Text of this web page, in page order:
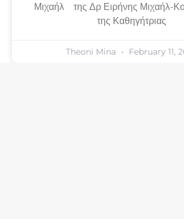
Μιχαήλ της Δρ Ειρήνης Μιχαήλ-
της Καθηγήτριας
Theoni Mina February 11,